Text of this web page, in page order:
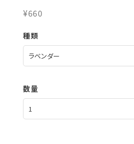
¥660
種類
数量